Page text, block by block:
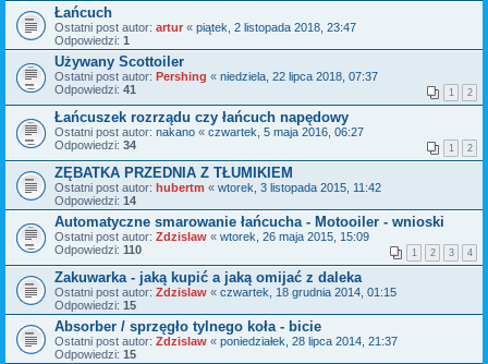
Łańcuch
Ostatni post autor: artur « piątek, 2 listopada 2018, 23:47
Odpowiedzi: 1
Używany Scottoiler
Ostatni post autor: Pershing « niedziela, 22 lipca 2018, 07:37
Odpowiedzi: 41 1 2
Łańcuszek rozrządu czy łańcuch napędowy
Ostatni post autor: nakano « czwartek, 5 maja 2016, 06:27
Odpowiedzi: 34 1 2
ZĘBATKA PRZEDNIA Z TŁUMIKIEM
Ostatni post autor: hubertm « wtorek, 3 listopada 2015, 11:42
Odpowiedzi: 14
Automatyczne smarowanie łańcucha - Motooiler - wnioski
Ostatni post autor: Zdzislaw « wtorek, 26 maja 2015, 15:09
Odpowiedzi: 110 1 2 3 4
Zakuwarka - jaką kupić a jaką omijać z daleka
Ostatni post autor: Zdzislaw « czwartek, 18 grudnia 2014, 01:15
Odpowiedzi: 15
Absorber / sprzęgło tylnego koła - bicie
Ostatni post autor: Zdzislaw « poniedziałek, 28 lipca 2014, 21:37
Odpowiedzi: 15